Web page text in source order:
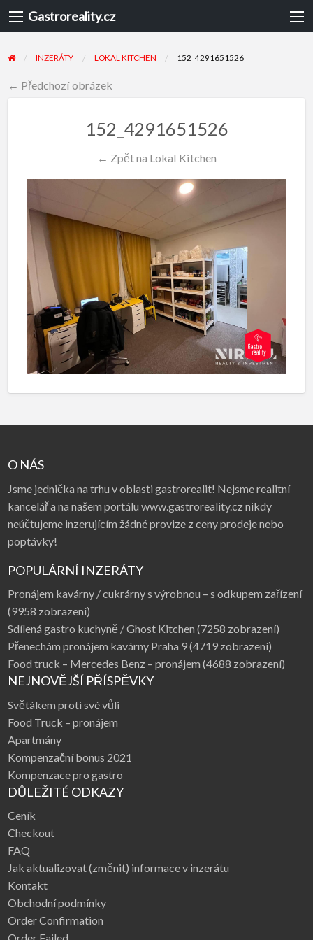
Gastroreality.cz
INZERÁTY LOKAL KITCHEN 152_4291651526
← Předchozí obrázek
152_4291651526
← Zpět na Lokal Kitchen
O NÁS
Jsme jednička na trhu v oblasti gastrorealit! Nejsme realitní
kancelář a na našem portálu www.gastroreality.cz nikdy
neúčtujeme inzerujícím žádné provize z ceny prodeje nebo
poptávky!
POPULÁRNÍ INZERÁTY
Pronájem kavárny / cukrárny s výrobnou – s odkupem zařízení
(9958 zobrazení)
Sdílená gastro kuchyně / Ghost Kitchen (7258 zobrazení)
Přenechám pronájem kavárny Praha 9(4719 zobrazení)
Food truck – Mercedes Benz – pronájem (4688 zobrazení)
NEJNOVĚJŠÍ PŘÍSPĚVKY
Světákem proti své vůli
Food Truck – pronájem
Apartmány
Kompenzační bonus 2021
Kompenzace pro gastro
DŮLEŽITÉ ODKAZY
Ceník
Checkout
FAQ
Jak aktualizovat (změnit) informace v inzerátu
Kontakt
Obchodní podmínky
Order Confirmation